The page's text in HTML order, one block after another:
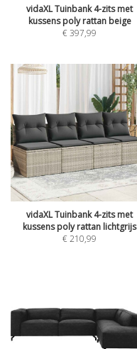
vidaXL Tuinbank 4-zits met
kussens poly rattan beige
€397,99
vidaXL Tuinbank 4-zits met
kussens poly rattan lichtgrijs
€210,99